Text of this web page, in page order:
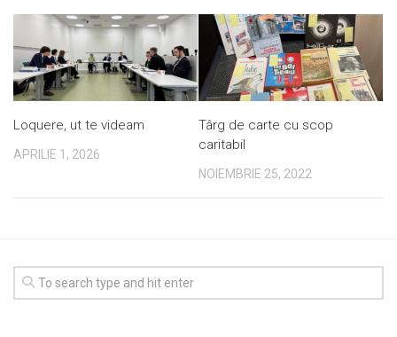
Loquere, ut te videam
APRILIE 1, 2026
Târg de carte cu scop
caritabil
NOIEMBRIE 25, 2022